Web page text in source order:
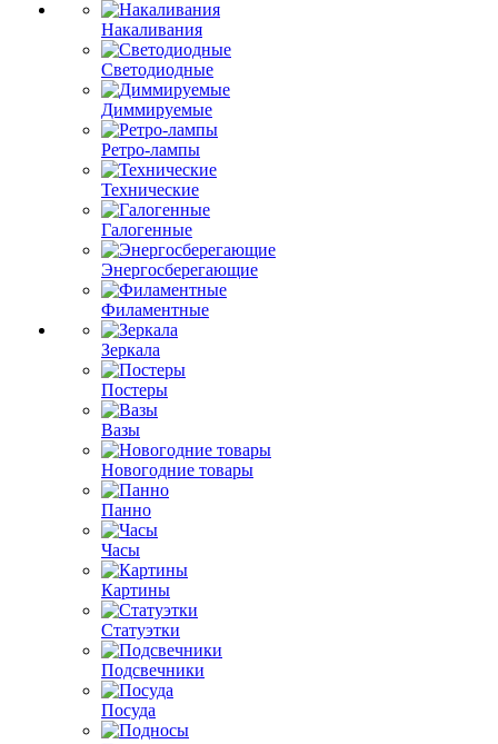
Накаливания
Светодиодные
Диммируемые
Ретро-лампы
Технические
Галогенные
Энергосберегающие
Филаментные
Зеркала
Постеры
Вазы
Новогодние товары
Панно
Часы
Картины
Статуэтки
Подсвечники
Посуда